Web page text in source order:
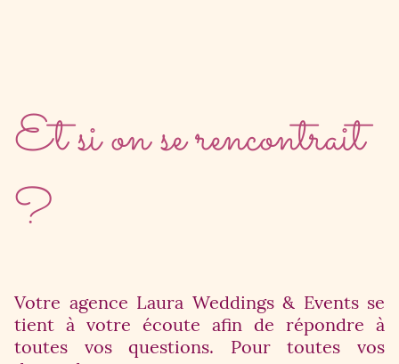
Et si on se rencontrait
?
Votre agence Laura Weddings & Events se
tient à votre écoute afin de répondre à
toutes vos questions. Pour toutes vos